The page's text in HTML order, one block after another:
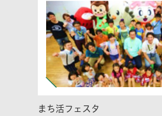
まち活フェスタ